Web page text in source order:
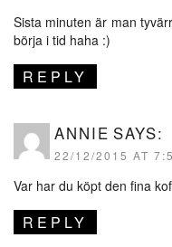
Sista minuten är man
börja i tid haha :)
REPLY
ANNIE SAYS:
22/12/2015 AT
Var har du köpt den fina
REPLY